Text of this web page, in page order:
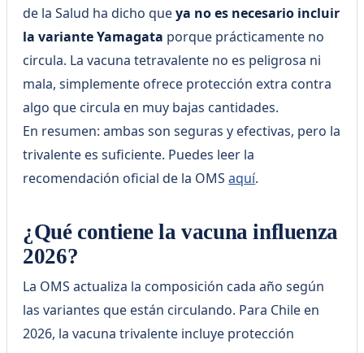
de la Salud ha dicho queya no es necesario incluir
la variante Yamagata porque prácticamente no
circula. La vacuna tetravalente no es peligrosa ni
mala, simplemente ofrece protección extra contra
algo que circula en muy bajas cantidades.
En resumen: ambas son seguras y efectivas, pero la
trivalente es suficiente. Puedes leer la
recomendación oficial de la OMSaquí.
¿Qué contiene la vacuna influenza
2026?
La OMS actualiza la composición cada año según
las variantes que están circulando. Para Chile en
2026, la vacuna trivalente incluye protección